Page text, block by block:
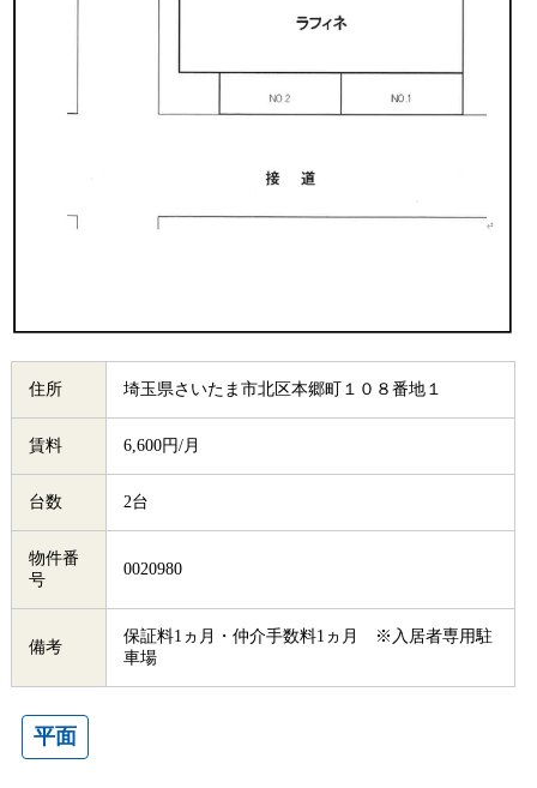
住所 埼玉県さいたま市北区本郷町１０８番地１
賃料 6,600円/月
台数 2台
物件番
号
0020980
備考
保証料1ヵ月・仲介手数料1ヵ月 ※入居者専用駐
車場
平面